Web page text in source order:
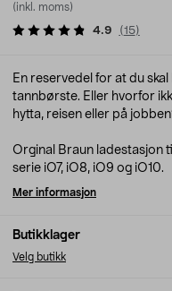
(inkl. moms)
4.9 (15)
Butikklager
Velg butikk
En reservedel for at du
tannbørste. Eller hvorfor
hytta, reisen eller på
Orginal Braun ladestasjon
serie iO7, iO8, iO9 og iO10.
Mer informasjon